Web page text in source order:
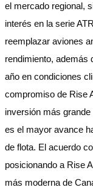
el mercado regional,
interés en la serie
reemplazar aviones
rendimiento, además
año en condiciones
compromiso de Rise
inversión más
es el mayor avance
de flota. El acuerdo
posicionando a Rise
más moderna